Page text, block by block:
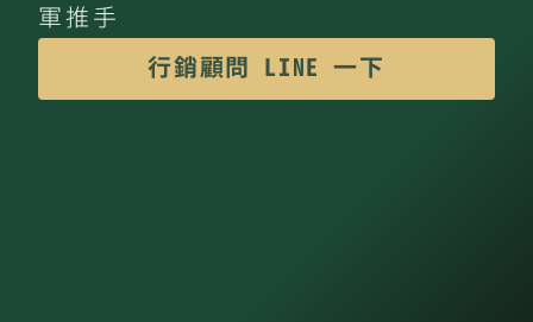
軍推手
行銷顧問 LINE 一下